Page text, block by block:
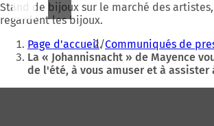
Stand de bijoux sur le marché des
regardent les bijoux.
Vous
êtes
:
Page d'accueil Communiqués de
La « Johannisnacht » de Mayence
de l'été, à vous amuser et à assister